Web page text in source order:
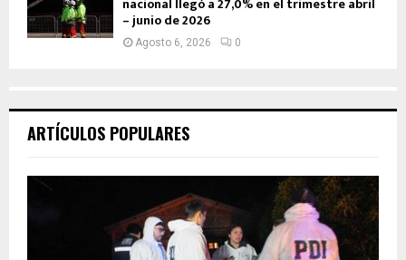
nacional llegó a 27,0% en el trimestre abril
– junio de 2026
Agosto 6, 2026 0
ARTÍCULOS POPULARES